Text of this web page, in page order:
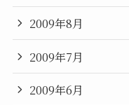
2009年8月
2009年7月
2009年6月